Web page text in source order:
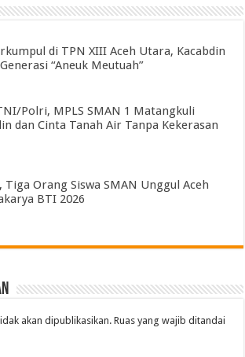
di TPN XIII Aceh Utara, Kacabdin
“Aneuk Meutuah”
Polri, MPLS SMAN 1 Matangkuli
dan Cinta Tanah Air Tanpa Kekerasan
Orang Siswa SMAN Unggul Aceh
BTI 2026
akan dipublikasikan. Ruas yang wajib ditandai